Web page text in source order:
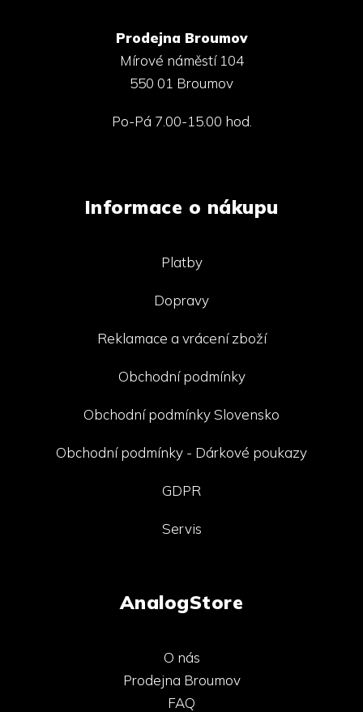
Prodejna Broumov
Mírové náměstí 104
550 01 Broumov
Po-Pá 7.00-15.00 hod.
Informace o nákupu
Platby
Dopravy
Reklamace a vrácení zboží
Obchodní podmínky
Obchodní podmínky Slovensko
Obchodní podmínky - Dárkové poukazy
GDPR
Servis
AnalogStore
O nás
Prodejna Broumov
FAQ